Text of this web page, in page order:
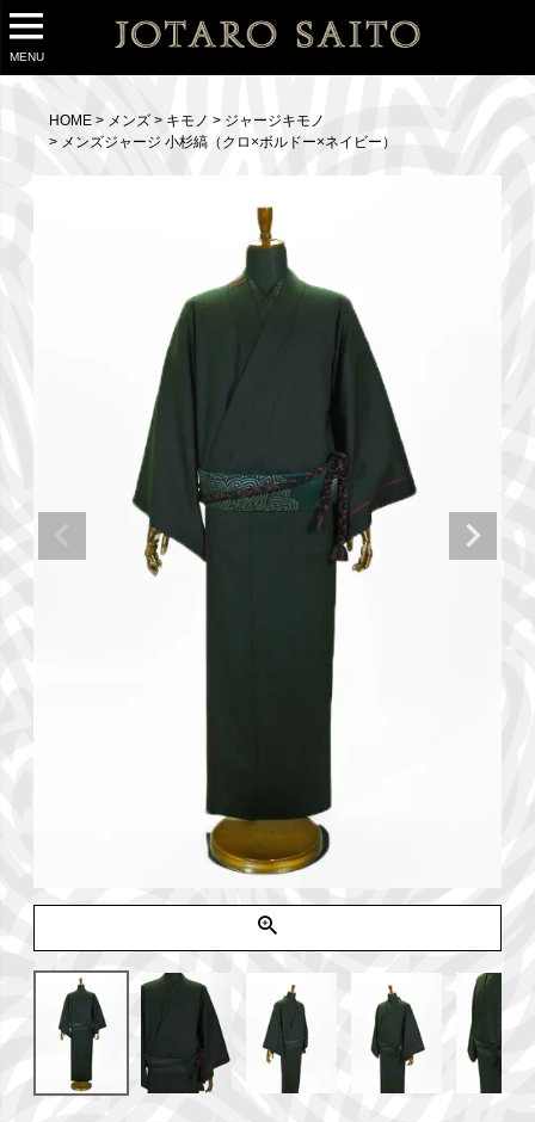
MENU
HOME メンズ キモノ
ジャージキモノ
メンズジャージ 小杉縞（クロ×ボルドー×ネイビー）